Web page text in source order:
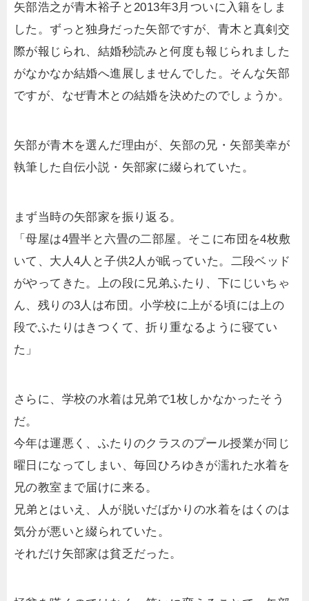
矢部浩之が青木裕子と2013年3月ついに入籍をしま
した。ずっと独身だった矢部ですが、青木と真剣交
際が報じられ、結婚秒読みと何度も報じられました
がなかなか結婚へ進展しませんでした。そんな矢部
ですが、なぜ青木との結婚を決めたのでしょうか。
矢部が青木を選んだ理由が、矢部の兄・矢部美幸が
執筆した自伝小説・矢部家に綴られていた。
まず当時の矢部家を振り返る。
「母屋は4畳半と六畳の二部屋。そこに布団を4枚敷
いて、大人4人と子供2人が眠っていた。二段ベッド
がやってきた。上の段に兄弟ふたり、下にじいちゃ
ん、残りの3人は布団。小学校に上がる頃には上の
段でふたりはきつくて、折り重なるように寝てい
た」
さらに、学校の水着は兄弟で1枚しかなかったそう
だ。
今年は運悪く、ふたりのクラスのプール授業が同じ
曜日になってしまい、毎回ひろゆきが濡れた水着を
兄の教室まで届けに来る。
兄弟とはいえ、人が脱いだばかりの水着をはくのは
気分が悪いと綴られていた。
それだけ矢部家は貧乏だった。